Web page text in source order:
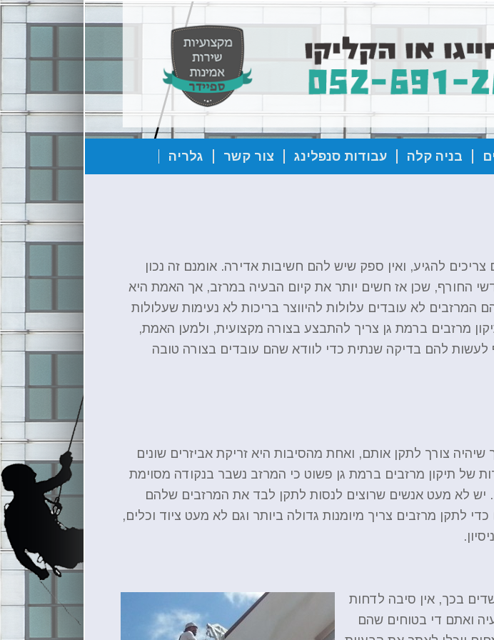
בניה קלה עבודות סנפלינג צור קשר גלריה
להגיע, ואין ספק שיש להם חשיבות אדירה. אומנם זה נכון
החורף, שכן אז חשים יותר את קיום הבעיה במרזב, אך האמת היא
לא עובדים עלולות להיווצר בריכות לא נעימות שעלולות
מרזבים ברמת גן צריך להתבצע בצורה מקצועית, ולמען האמת,
להם בדיקה שנתית כדי לוודא שהם עובדים בצורה טובה
שיהיה צורך לתקן אותם, ואחת מהסיבות היא זריקת אביזרים שונים
של תיקון מרזבים ברמת גן פשוט כי המרזב נשבר בנקודה מסוימת
לא מעט אנשים שרוצים לנסות לתקן לבד את המרזבים שלהם
מרזבים צריך מיומנות גדולה ביותר וגם לא מעט ציוד וכלים,
בכך, אין סיבה לדחות
ואתם די בטוחים שהם